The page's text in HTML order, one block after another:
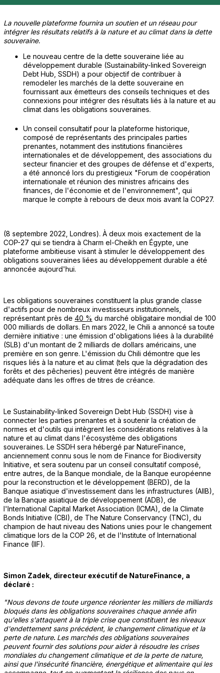
La nouvelle plateforme fournira un soutien et un réseau pour
intégrer les résultats relatifs à la nature et au climat dans la dette
souveraine.
Le nouveau centre de la dette souveraine liée au
développement durable (Sustainability-linked Sovereign
Debt Hub, SSDH) a pour objectif de contribuer à
remodeler les marchés de la dette souveraine en
fournissant aux émetteurs des conseils techniques et des
connexions pour intégrer des résultats liés à la nature et au
climat dans les obligations souveraines.
Un conseil consultatif pour la plateforme historique,
composé de représentants des principales parties
prenantes, notamment des institutions financières
internationales et de développement, des associations du
secteur financier et des groupes de défense et d'experts,
a été annoncé lors du prestigieux "Forum de coopération
internationale et réunion des ministres africains des
finances, de l'économie et de l'environnement", qui
marque le compte à rebours de deux mois avant la COP27.
(8 septembre 2022, Londres). À deux mois exactement de la
COP-27 qui se tiendra à Charm el-Cheikh en Égypte, une
plateforme ambitieuse visant à stimuler le développement des
obligations souveraines liées au développement durable a été
annoncée aujourd'hui.
Les obligations souveraines constituent la plus grande classe
d'actifs pour de nombreux investisseurs institutionnels,
représentant près de 40 % du marché obligataire mondial de 100
000 milliards de dollars. En mars 2022, le Chili a annoncé sa toute
dernière initiative : une émission d'obligations liées à la durabilité
(SLB) d'un montant de 2 milliards de dollars américains, une
première en son genre. L'émission du Chili démontre que les
risques liés à la nature et au climat (tels que la dégradation des
forêts et des pêcheries) peuvent être intégrés de manière
adéquate dans les offres de titres de créance.
Le Sustainability-linked Sovereign Debt Hub (SSDH) vise à
connecter les parties prenantes et à soutenir la création de
normes et d'outils qui intègrent les considérations relatives à la
nature et au climat dans l'écosystème des obligations
souveraines. Le SSDH sera hébergé par NatureFinance,
anciennement connu sous le nom de Finance for Biodiversity
Initiative, et sera soutenu par un conseil consultatif composé,
entre autres, de la Banque mondiale, de la Banque européenne
pour la reconstruction et le développement (BERD), de la
Banque asiatique d'investissement dans les infrastructures (AIIB),
de la Banque asiatique de développement (ADB), de
l'International Capital Market Association (ICMA), de la Climate
Bonds Initiative (CBI), de The Nature Conservancy (TNC), du
champion de haut niveau des Nations unies pour le changement
climatique lors de la COP 26, et de l'Institute of International
Finance (IIF).
Simon Zadek, directeur exécutif de NatureFinance, a
déclaré :
"Nous devons de toute urgence réorienter les milliers de milliards
bloqués dans les obligations souveraines chaque année afin
qu'elles s'attaquent à la triple crise que constituent les niveaux
d'endettement sans précédent, le changement climatique et la
perte de nature. Les marchés des obligations souveraines
peuvent fournir des solutions pour aider à résoudre les crises
mondiales du changement climatique et de la perte de nature,
ainsi que l'insécurité financière, énergétique et alimentaire qui les